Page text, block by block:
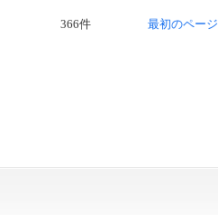
366件 最初のページ